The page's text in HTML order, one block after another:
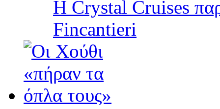
Η Crystal Cruises
Fincantieri